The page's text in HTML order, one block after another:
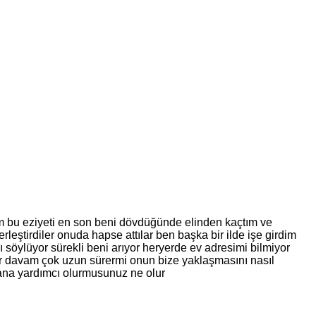
bu eziyeti en son beni dövdüğünde elinden kaçtım ve
onuda hapse attılar ben başka bir ilde işe girdim
söylüyor sürekli beni arıyor heryerde ev adresimi bilmiyor
çok uzun sürermi onun bize yaklaşmasını nasıl
yardımcı olurmusunuz ne olur